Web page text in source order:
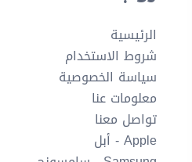
الرئيسية
شروط الاستخدام
سياسة الخصوصية
معلومات عنا
تواصل معنا
Apple - أبل